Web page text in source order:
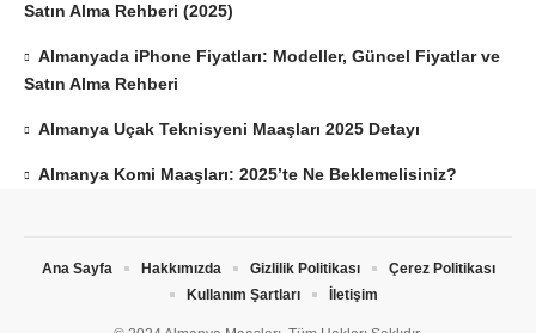
Satın Alma Rehberi (2025)
Almanyada iPhone Fiyatları: Modeller, Güncel Fiyatlar ve
Satın Alma Rehberi
Almanya Uçak Teknisyeni Maaşları 2025 Detayı
Almanya Komi Maaşları: 2025’te Ne Beklemelisiniz?
Ana Sayfa Hakkımızda Gizlilik Politikası
Çerez Politikası
Kullanım Şartları
İletişim